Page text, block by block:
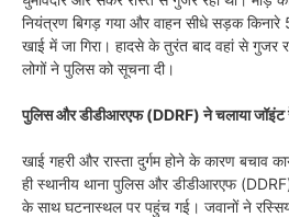
नियंत्रण बिगड़ गया और वाहन सीधे सड़क
खाई में जा गिरा। हादसे के तुरंत बाद वहां से गुजर
लोगों ने पुलिस को सूचना दी।
पुलिस और डीडीआरएफ (DDRF) ने चलाया
खाई गहरी और रास्ता दुर्गम होने के कारण बचाव
ही स्थानीय थाना पुलिस और डीडीआरएफ
के साथ घटनास्थल पर पहुंच गई। जवानों ने